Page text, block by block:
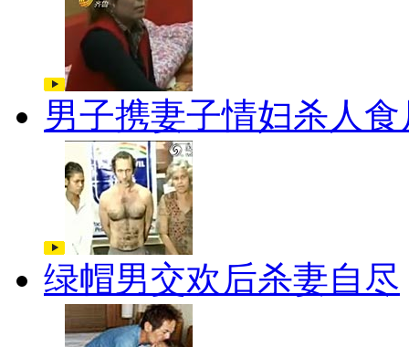
男子携妻子情妇杀人食
绿帽男交欢后杀妻自尽